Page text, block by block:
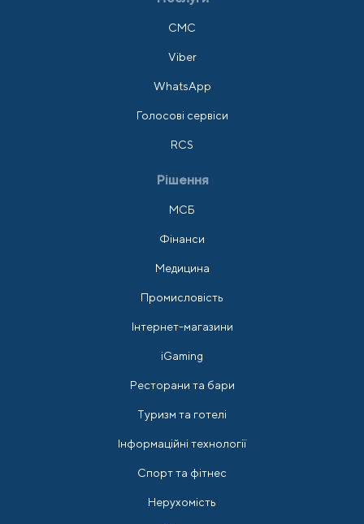
СМС
Viber
WhatsApp
Голосові сервіси
RCS
Рішення
МСБ
Фінанси
Медицина
Промисловість
Інтернет-магазини
iGaming
Ресторани та бари
Туризм та готелі
Інформаційні технології
Спорт та фітнес
Нерухомість